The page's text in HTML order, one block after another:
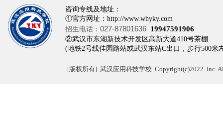
咨询专线及地址：
①官方网址：http://www.whyky.com
招生电话： 027-87801636 19947591906
②武汉市东湖新技术开发区高新大道410
(地铁2号线佳园路站或武汉东站C出口，步行500米
[版权所有] 武汉应用科技学校 Copyright(c)2022 Inc.